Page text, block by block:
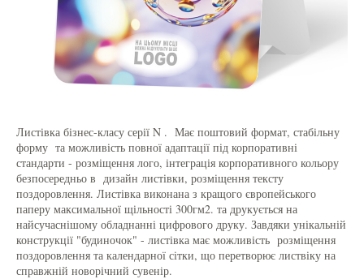
Листівка бізнес-класу серії N . Має поштовий формат, стабільну
форму та можливість повної адаптації під корпоративні
стандарти - розміщення лого, інтеграція корпоративного кольору
безпосередньо в дизайн листівки, розміщення тексту
поздоровлення. Листівка виконана з кращого європейського
паперу максимальної щільності 300гм2. та друкується на
найсучаснішому обладнанні цифрового друку. Завдяки унікальній
конструкції "будиночок" - листівка має можливість розміщення
поздоровлення та календарної сітки, що перетворює листвіку на
справжній новорічний сувенір.